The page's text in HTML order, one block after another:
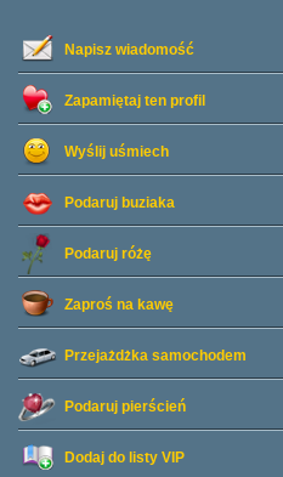
Napisz wiadomość
Zapamiętaj ten profil
Wyślij uśmiech
Podaruj buziaka
Podaruj różę
Zaproś na kawę
Przejażdżka samochodem
Podaruj pierścień
Dodaj do listy VIP